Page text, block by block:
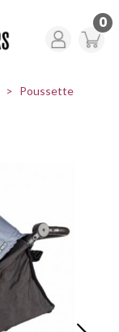
0
> Poussette